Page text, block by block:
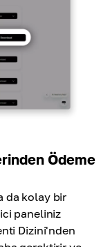
Ödeme
da kolay bir
paneliniz
Dizini'nden